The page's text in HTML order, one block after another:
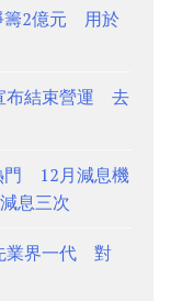
籌2億元 用於
布結束營運 去
門 12月減息機
息三次
業界一代 對